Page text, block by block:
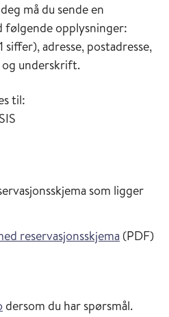
må du sende en
følgende opplysninger:
siffer), adresse, postadresse,
underskrift.
til:
som ligger
reservasjonsskjema (PDF)
dersom du har spørsmål.